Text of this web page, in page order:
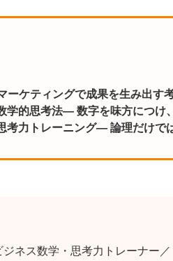
ーケティングで成果を生み出す
学的思考法― 数字を味方につけ
考力トレーニング― 論理だけで
ネス数学・思考力トレーナー